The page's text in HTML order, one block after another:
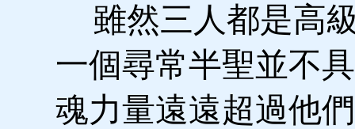
雖然三人都是高
一個尋常半聖並不
魂力量遠遠超過他